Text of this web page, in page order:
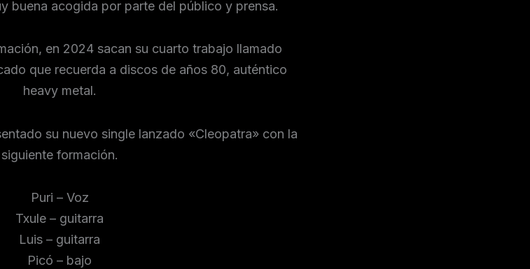
buena acogida por parte del público y prensa.
en 2024 sacan su cuarto trabajo llamado
que recuerda a discos de años 80, auténtico
heavy metal.
su nuevo single lanzado «Cleopatra» con la
siguiente formación.
Puri – Voz
Txule – guitarra
Luis – guitarra
Picó – bajo